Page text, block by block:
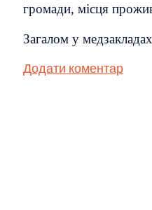
громади, місця
Загалом у
Додати коментар